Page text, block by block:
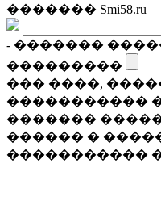
������� Smi58.ru
- �������
���������
��� ����,
�����������
�������
������ �
�����������